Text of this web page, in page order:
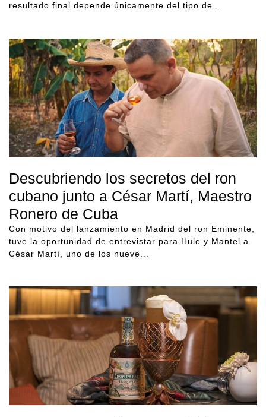
resultado final depende únicamente del tipo de...
Descubriendo los secretos del ron
cubano junto a César Martí, Maestro
Ronero de Cuba
Con motivo del lanzamiento en Madrid del ron Eminente,
tuve la oportunidad de entrevistar para Hule y Mantel a
César Martí, uno de los nueve...